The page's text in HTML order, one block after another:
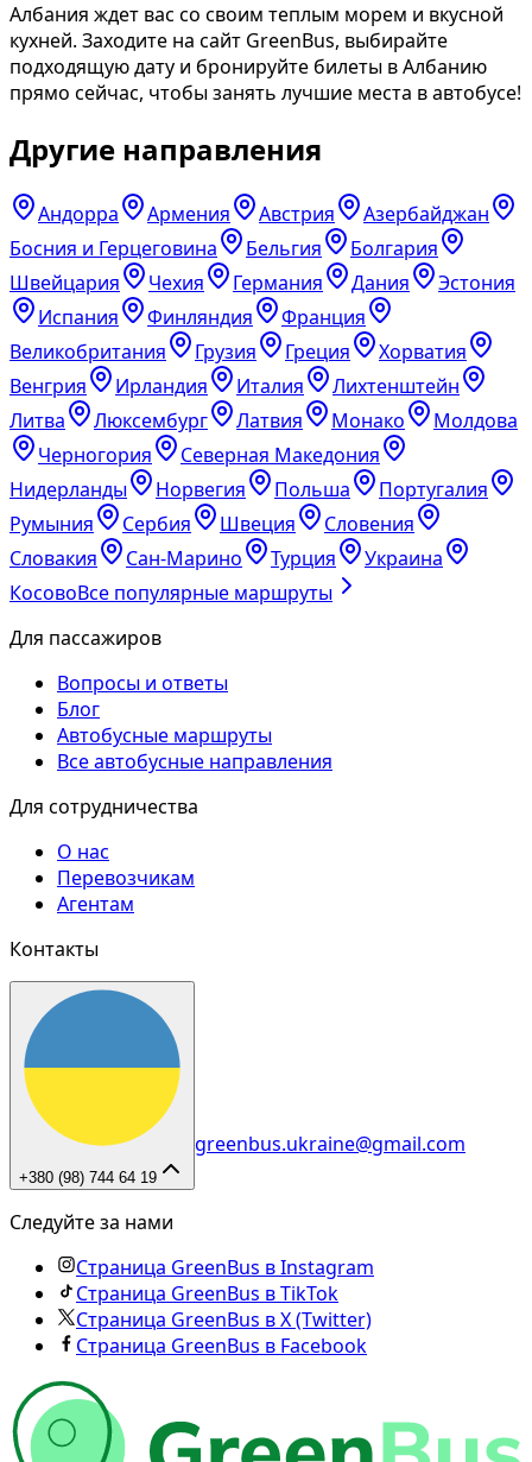
Албания ждет вас со своим теплым морем и вкусной
кухней. Заходите на сайт GreenBus, выбирайте
подходящую дату и бронируйте билеты в Албанию
прямо сейчас, чтобы занять лучшие места в автобусе!
Другие направления
Андорра Армения Австрия
Азербайджан
Босния и Герцеговина
Бельгия
Болгария
Швейцария
Чехия Германия Дания
Эстония
Испания
Финляндия
Франция
Великобритания
Грузия Греция
Хорватия
Венгрия
Ирландия Италия
Лихтенштейн
Литва
Люксембург Латвия Монако
Молдова
Черногория
Северная Македония
Нидерланды
Норвегия Польша
Португалия
Румыния
Сербия Швеция
Словения
Словакия
Сан-Марино Турция
Украина
КосовоВсе популярные маршруты
Для пассажиров
Вопросы и ответы
Блог
Автобусные маршруты
Все автобусные направления
Для сотрудничества
О нас
Перевозчикам
Агентам
Контакты
+380 (98) 744 64 19
greenbus.ukraine@gmail.com
Следуйте за нами
Страница GreenBus в Instagram
Страница GreenBus в TikTok
Страница GreenBus в X (Twitter)
Страница GreenBus в Facebook